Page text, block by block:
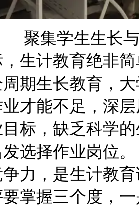
生生长与作
生计教育绝非
周期生长教
才能不足，深
标，缺乏科学
发选择作业
力，是生计教
掌握三个度，